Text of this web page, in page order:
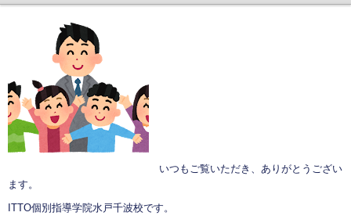
いつもご覧いただき、ありがとうござい
ます。
ITTO個別指導学院水戸千波校です。